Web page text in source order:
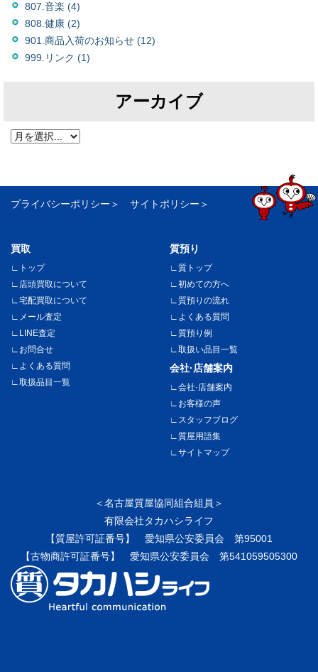
807.音楽 (4)
808.健康 (2)
901.商品入荷のお知らせ (12)
999.リンク (1)
アーカイブ
プライバシーポリシー サイトポリシー
買取
トップ
店頭買取について
宅配買取について
メール査定
LINE査定
お問合せ
よくある質問
取扱品目一覧
質預り
質トップ
初めての方へ
質預りの流れ
よくある質問
質預り例
取扱い品目一覧
会社·店舗案内
会社·店舗案内
お客様の声
スタッフブログ
質屋用語集
サイトマップ
＜名古屋質屋協同組合組員＞
有限会社タカハシライフ
【質屋許可証番号】 愛知県公安委員会 第95001
【古物商許可証番号】 愛知県公安委員会 第541059505300